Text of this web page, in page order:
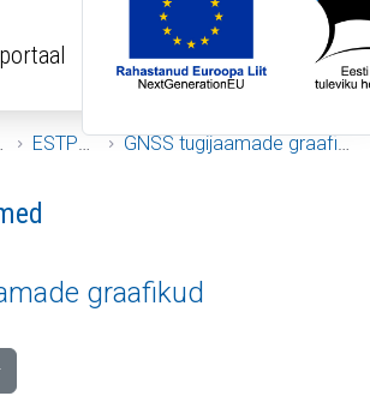
ESTPOS GNSS tugijaamade graafikud
graafikud